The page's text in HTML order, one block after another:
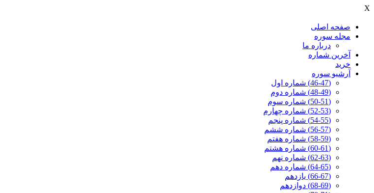
X
صفحه اصلی
مجله سوره
درباره ما
آخرين شماره
خرید
آرشیو سوره
(46-47) شماره اول
(48-49) شماره دوم
(50-51) شماره سوم
(52-53) شماره چهارم
(54-55) شماره پنجم
(56-57) شماره ششم
(58-59) شماره هفتم
(60-61) شماره هشتم
(62-63) شماره نهم
(64-65) شماره دهم
(66-67) یازدهم
(68-69) دوازدهم